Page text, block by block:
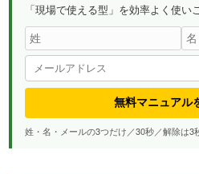
「現場で使える型」を効率よく使い
無料マニュアル
姓・名・メールの3つだけ／30秒／解除は3